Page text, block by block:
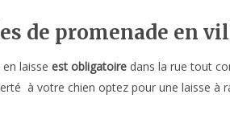
de promenade en
laisse est obligatoire dans la rue tout
à votre chien optez pour une laisse à